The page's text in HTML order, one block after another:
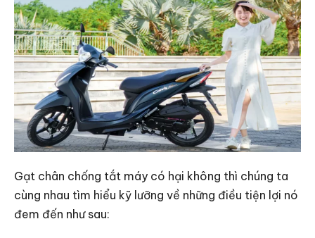
Gạt chân chống tắt máy có hại không thì chúng ta
cùng nhau tìm hiểu kỹ lưỡng về những điều tiện lợi nó
đem đến như sau: